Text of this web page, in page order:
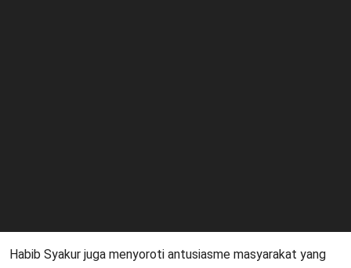
Habib Syakur juga menyoroti antusiasme masyarakat yang